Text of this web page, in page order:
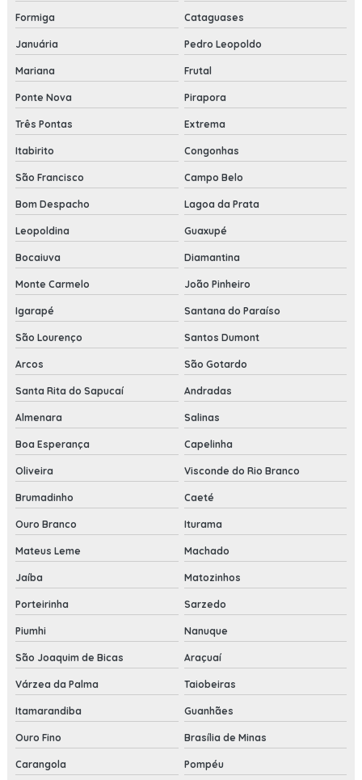
Formiga Cataguases
Januária Pedro Leopoldo
Mariana Frutal
Ponte Nova Pirapora
Três Pontas Extrema
Itabirito Congonhas
São Francisco Campo Belo
Bom Despacho Lagoa da Prata
Leopoldina Guaxupé
Bocaiuva Diamantina
Monte Carmelo João Pinheiro
Igarapé Santana do Paraíso
São Lourenço Santos Dumont
Arcos São Gotardo
Santa Rita do Sapucaí Andradas
Almenara Salinas
Boa Esperança Capelinha
Oliveira Visconde do Rio Branco
Brumadinho Caeté
Ouro Branco Iturama
Mateus Leme Machado
Jaíba Matozinhos
Porteirinha Sarzedo
Piumhi Nanuque
São Joaquim de Bicas Araçuaí
Várzea da Palma Taiobeiras
Itamarandiba Guanhães
Ouro Fino Brasília de Minas
Carangola Pompéu